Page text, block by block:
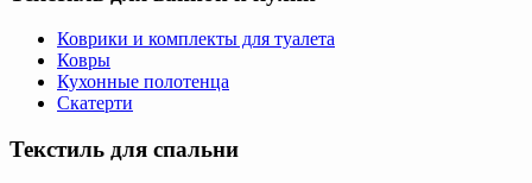
Коврики и комплекты для туалета
Ковры
Кухонные полотенца
Скатерти
Текстиль для спальни